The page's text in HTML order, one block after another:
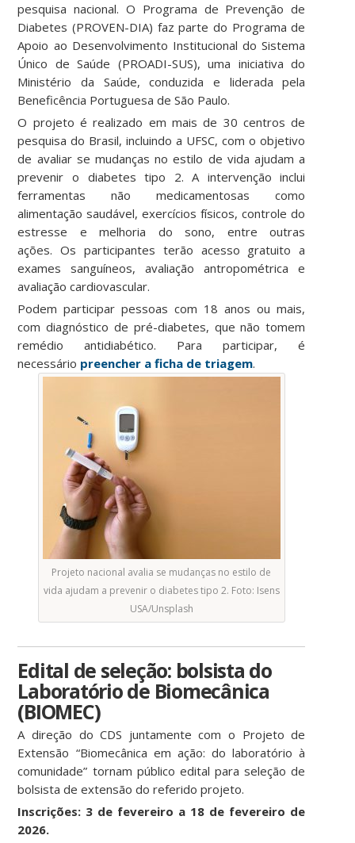
pesquisa nacional. O Programa de Prevenção de
Diabetes (PROVEN-DIA) faz parte do Programa de
Apoio ao Desenvolvimento Institucional do Sistema
Único de Saúde (PROADI-SUS), uma iniciativa do
Ministério da Saúde, conduzida e liderada pela
Beneficência Portuguesa de São Paulo.
O projeto é realizado em mais de 30 centros de
pesquisa do Brasil, incluindo a UFSC, com o objetivo
de avaliar se mudanças no estilo de vida ajudam a
prevenir o diabetes tipo 2. A intervenção inclui
ferramentas não medicamentosas como
alimentação saudável, exercícios físicos, controle do
estresse e melhoria do sono, entre outras
ações. Os participantes terão acesso gratuito a
exames sanguíneos, avaliação antropométrica e
avaliação cardiovascular.
Podem participar pessoas com 18 anos ou mais,
com diagnóstico de pré-diabetes, que não tomem
remédio antidiabético. Para participar, é
necessário preencher a ficha de triagem.
Projeto nacional avalia se mudanças no estilo de
vida ajudam a prevenir o diabetes tipo 2. Foto: Isens
USA/Unsplash
Edital de seleção: bolsista do
Laboratório de Biomecânica
(BIOMEC)
A direção do CDS juntamente com o Projeto de
Extensão “Biomecânica em ação: do laboratório à
comunidade” tornam público edital para seleção de
bolsista de extensão do referido projeto.
Inscrições: 3 de fevereiro a 18 de fevereiro de
2026.